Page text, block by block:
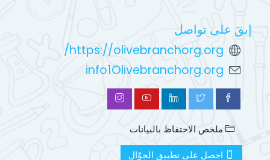
إبقَ على تواصل
https://olivebranchorg.org/
info1Olivebranchorg.org
ملخص الاحتفاظ بالبيانات
احصل على تطبيق الجوّال